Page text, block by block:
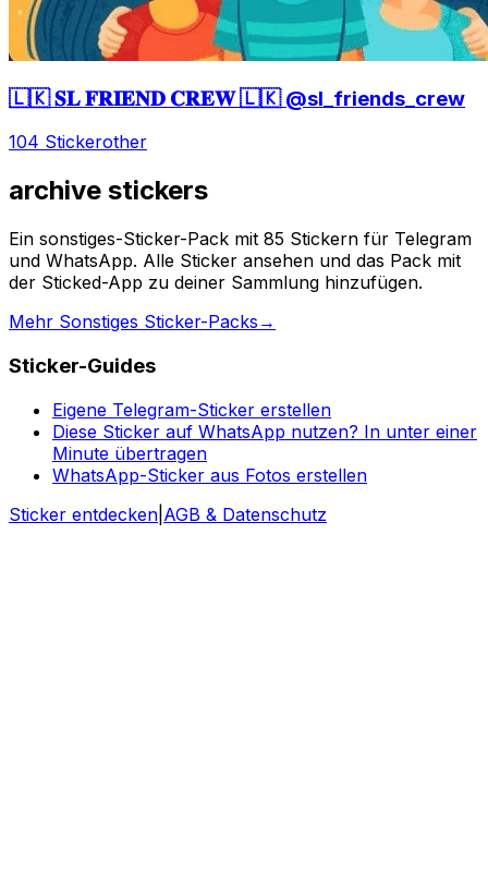
🇱🇰 𝐒𝐋 𝐅𝐑𝐈𝐄𝐍𝐃 𝐂𝐑𝐄𝐖 🇱🇰 @sl_friends_crew
104 Stickerother
archive stickers
Ein sonstiges-Sticker-Pack mit 85 Stickern für Telegram
und WhatsApp. Alle Sticker ansehen und das Pack mit
der Sticked-App zu deiner Sammlung hinzufügen.
Mehr Sonstiges Sticker-Packs →
Sticker-Guides
Eigene Telegram-Sticker erstellen
Diese Sticker auf WhatsApp nutzen? In unter einer
Minute übertragen
WhatsApp-Sticker aus Fotos erstellen
Sticker entdecken AGB & Datenschutz